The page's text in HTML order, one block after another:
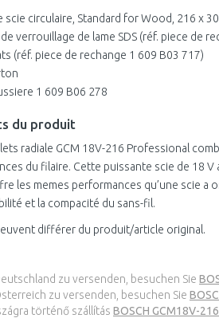
scie circulaire, Standard for Wood, 216 x
verrouillage de lame SDS (réf. piece de
(réf. piece de rechange 1 609 B03 717)
1 609 B06 278
du produit
radiale GCM 18V-216 Professional
du filaire. Cette puissante scie de 18 V
les memes performances qu’une scie a
et la compacité du sans-fil.
différer du produit/article original.
zu versenden, besuchen Sie
zu versenden, besuchen Sie
történő szállítás BOSCH GCM18V-